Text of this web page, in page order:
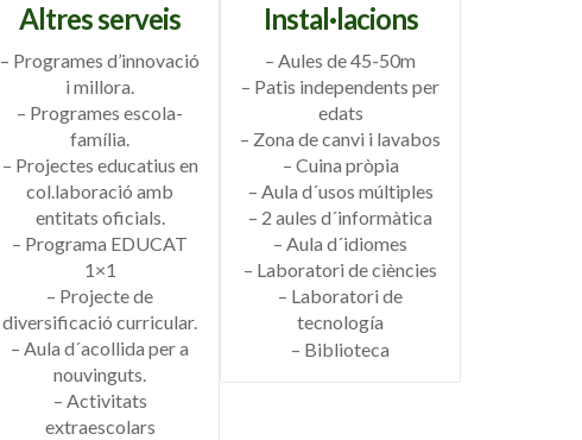
Altres serveis
– Programes d’innovació
i millora.
– Programes escola-
família.
– Projectes educatius en
col.laboració amb
entitats oficials.
– Programa EDUCAT
1×1
– Projecte de
diversificació curricular.
– Aula d´acollida per a
nouvinguts.
– Activitats
extraescolars
Instal·lacions
– Aules de 45-50m
– Patis independents per
edats
– Zona de canvi i lavabos
– Cuina pròpia
– Aula d´usos múltiples
– 2 aules d´informàtica
– Aula d´idiomes
– Laboratori de ciències
– Laboratori de
tecnología
– Biblioteca